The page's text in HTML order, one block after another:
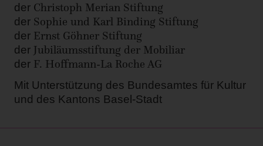
der Christoph Merian Stiftung
der Sophie und Karl Binding Stiftung
der Ernst Göhner Stiftung
der Jubiläumsstiftung der Mobiliar
der F. Hoffmann-La Roche AG
Mit Unterstützung des Bundesamtes für Kultur
und des Kantons Basel-Stadt